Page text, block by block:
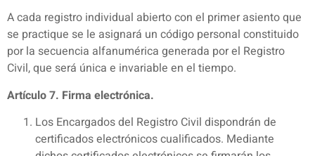
A cada registro individual abierto con el primer asiento que
se practique se le asignará un código personal constituido
por la secuencia alfanumérica generada por el Registro
Civil, que será única e invariable en el tiempo.
Artículo 7. Firma electrónica.
Los Encargados del Registro Civil dispondrán de
certificados electrónicos cualificados. Mediante